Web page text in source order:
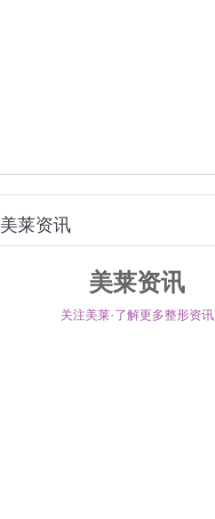
美莱资讯
美莱资讯
关注美莱·了解更多整形资讯